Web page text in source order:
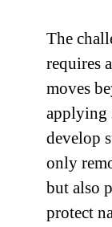
The
requires
moves
applying
develop
only
but also
protect